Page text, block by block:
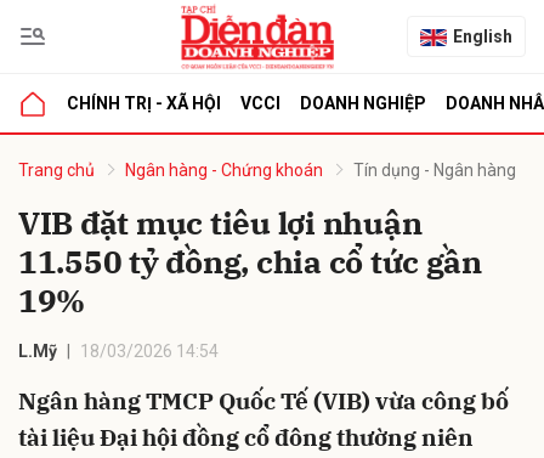
English
CHÍNH TRỊ - XÃ HỘI VCCI DOANH NGHIỆP DOANH
Trang chủ Ngân hàng - Chứng khoán Tín dụng - Ngân hàng
VIB đặt mục tiêu lợi nhuận
11.550 tỷ đồng, chia cổ tức gần
19%
L.Mỹ 18/03/2026 14:54
Ngân hàng TMCP Quốc Tế (VIB) vừa công bố
tài liệu Đại hội đồng cổ đông thường niên
luận
Hủy